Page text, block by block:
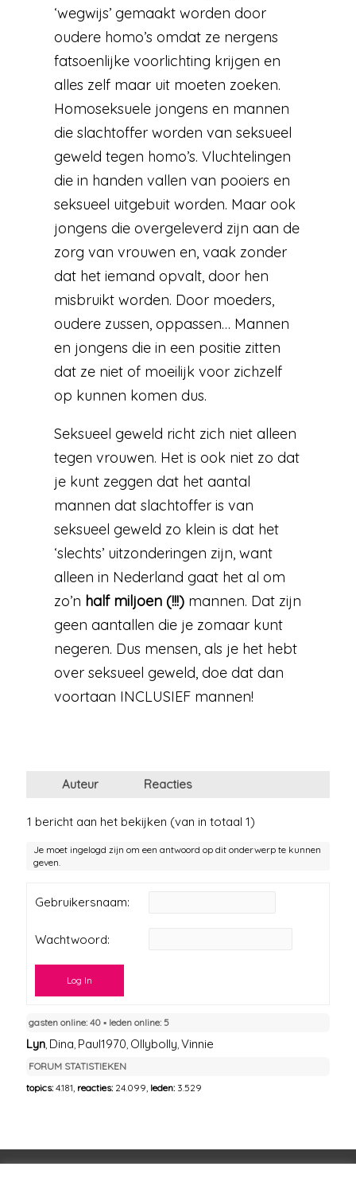
‘wegwijs’ gemaakt worden door
oudere homo’s omdat ze nergens
fatsoenlijke voorlichting krijgen en
alles zelf maar uit moeten zoeken.
Homoseksuele jongens en mannen
die slachtoffer worden van seksueel
geweld tegen homo’s. Vluchtelingen
die in handen vallen van pooiers en
seksueel uitgebuit worden. Maar ook
jongens die overgeleverd zijn aan de
zorg van vrouwen en, vaak zonder
dat het iemand opvalt, door hen
misbruikt worden. Door moeders,
oudere zussen, oppassen… Mannen
en jongens die in een positie zitten
dat ze niet of moeilijk voor zichzelf
op kunnen komen dus.
Seksueel geweld richt zich niet alleen
tegen vrouwen. Het is ook niet zo dat
je kunt zeggen dat het aantal
mannen dat slachtoffer is van
seksueel geweld zo klein is dat het
‘slechts’ uitzonderingen zijn, want
alleen in Nederland gaat het al om
zo’n half miljoen (!!!) mannen. Dat zijn
geen aantallen die je zomaar kunt
negeren. Dus mensen, als je het hebt
over seksueel geweld, doe dat dan
voortaan INCLUSIEF mannen!
Auteur Reacties
1 bericht aan het bekijken (van in totaal 1)
Je moet ingelogd zijn om een antwoord op dit onderwerp te kunnen
geven.
Gebruikersnaam:
Wachtwoord:
Log In
gasten online: 40 ▪︎ leden online: 5
Lyn, Dina, Paul1970, Ollybolly,Vinnie
FORUM STATISTIEKEN
topics:4.181, reacties: 24.099, leden: 3.529